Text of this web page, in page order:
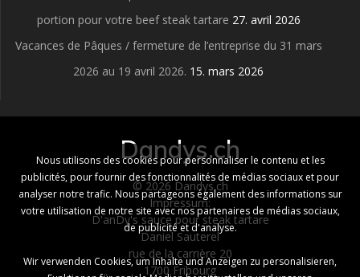
portion pour votre beef steak tartare 27. avril 2026
Vacances de Pâques / fermeture de l’entreprise du 31 mars
2026 au 19 avril 2026. 15. mars 2026
Dandys.ch
© 2026 Dandys.ch
Impressum:
D'anDy's sauce pour steak tartare
Daniel Sauterel
rue de la carrière 20
1700 Fribourg
Nous utilisons des cookies pour personnaliser le contenu et les
publicités, pour fournir des fonctionnalités de médias sociaux et pour
analyser notre trafic. Nous partageons également des informations sur
votre utilisation de notre site avec nos partenaires de médias sociaux,
de publicité et d'analyse.
Wir verwenden Cookies, um Inhalte und Anzeigen zu personalisieren,